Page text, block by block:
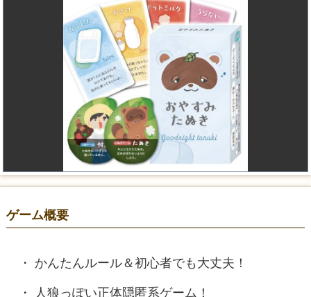
ゲーム概要
かんたんルール＆初心者でも大丈夫！
人狼っぽい正体隠匿系ゲーム！